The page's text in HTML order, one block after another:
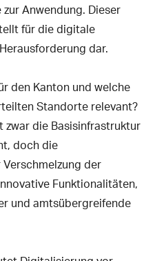
Anwendung. Dieser
für die digitale
dar.
den Kanton und welche
Standorte relevant?
zwar die Basisinfrastruktur
doch die
der
Funktionalitäten,
und amtsübergreifende